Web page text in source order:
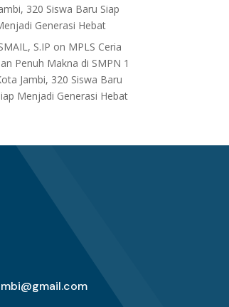
320 Siswa Baru Siap
Generasi Hebat
S.IP on MPLS Ceria
Penuh Makna di SMPN 1
Jambi, 320 Siswa Baru
Menjadi Generasi Hebat